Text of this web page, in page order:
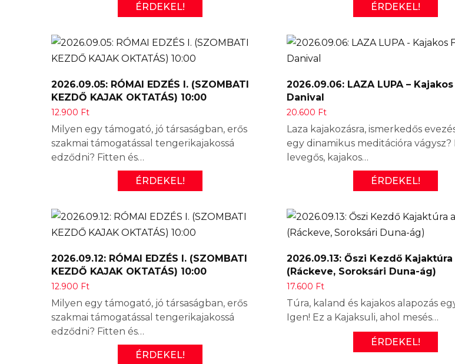
ÉRDEKEL! ÉRDEKEL!
2026.09.05: RÓMAI EDZÉS I. (SZOMBATI
KEZDŐ KAJAK OKTATÁS) 10:00
12.900 Ft
Milyen egy támogató, jó társaságban, erős
szakmai támogatással tengerikajakossá
edződni? Fitten és…
ÉRDEKEL!
2026.09.06: LAZA LUPA –
Danival
20.600 Ft
Laza kajakozásra, ismerkedős
egy dinamikus meditációra vágysz?
levegős, kajakos…
ÉRDEKEL!
2026.09.12: RÓMAI EDZÉS I. (SZOMBATI
KEZDŐ KAJAK OKTATÁS) 10:00
12.900 Ft
Milyen egy támogató, jó társaságban, erős
szakmai támogatással tengerikajakossá
edződni? Fitten és…
ÉRDEKEL!
2026.09.13: Őszi Kezdő Kajaktúra
(Ráckeve, Soroksári Duna-ág)
17.600 Ft
Túra, kaland és kajakos alapozás
Igen! Ez a Kajaksuli, ahol mesés…
ÉRDEKEL!